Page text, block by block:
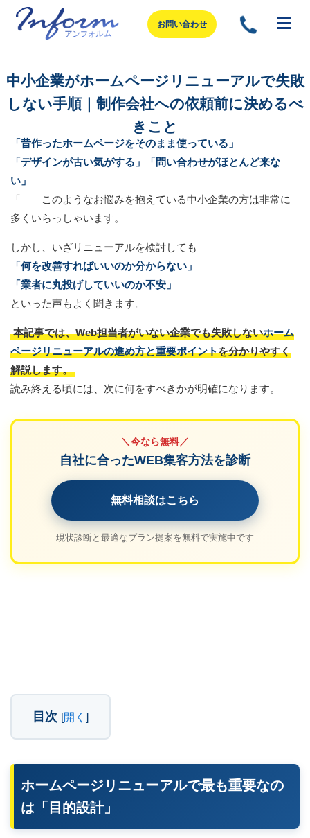
お問い合わせ
中小企業がホームページリニューアルで失敗
しない手順｜制作会社への依頼前に決めるべ
きこと
「昔作ったホームページをそのまま使っている」
「デザインが古い気がする」「問い合わせがほとんど来な
い」
「——このようなお悩みを抱えている中小企業の方は非常に
多くいらっしゃいます。
しかし、いざリニューアルを検討しても
「何を改善すればいいのか分からない」
「業者に丸投げしていいのか不安」
といった声もよく聞きます。
本記事では、Web担当者がいない企業でも失敗しないホーム
ページリニューアルの進め方と重要ポイントを分かりやすく
解説します。
読み終える頃には、次に何をすべきかが明確になります。
＼今なら無料／
自社に合ったWEB集客方法を診断
無料相談はこちら
現状診断と最適なプラン提案を無料で実施中です
目次 [開く ]
ホームページリニューアルで最も重要なの
は「目的設計」